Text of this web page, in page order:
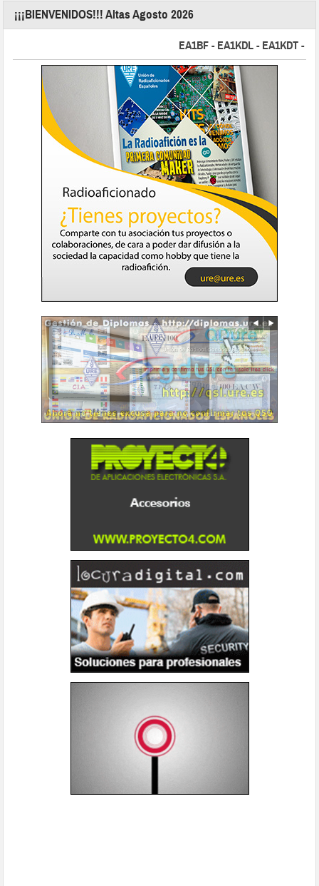
¡¡¡BIENVENIDOS!!! Altas Agosto 2026
EA1BF - EA1KDL - EA1KDT -